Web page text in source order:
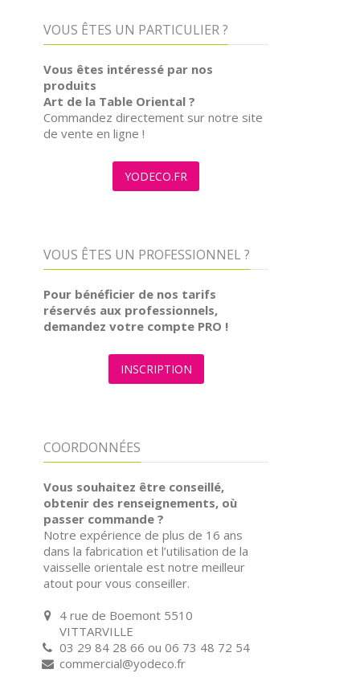
VOUS ÊTES UN PARTICULIER ?
Vous êtes intéressé par nos
produits
Art de la Table Oriental ?
Commandez directement sur notre site
de vente en ligne !
YODECO.FR
VOUS ÊTES UN PROFESSIONNEL ?
Pour bénéficier de nos tarifs
réservés aux professionnels,
demandez votre compte PRO !
INSCRIPTION
COORDONNÉES
Vous souhaitez être conseillé,
obtenir des renseignements, où
passer commande ?
Notre expérience de plus de 16 ans
dans la fabrication et l’utilisation de la
vaisselle orientale est notre meilleur
atout pour vous conseiller.
4 rue de Boemont 5510
VITTARVILLE
03 29 84 28 66 ou 06 73 48 72 54
commercial@yodeco.fr